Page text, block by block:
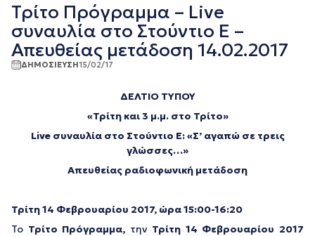
Τρίτο Πρόγραμμα – Live
συναυλία στο Στούντιο Ε –
Απευθείας μετάδοση 14.02.2017
ΔΗΜΟΣΙΕΥΣΗ15/02/17
ΔΕΛΤΙΟ ΤΥΠΟΥ
«Τρίτη και 3 μ.μ. στο Τρίτο»
Live συναυλία στο Στούντιο Ε: «Σ’ αγαπώ σε τρεις
γλώσσες…»
Απευθείας ραδιοφωνική μετάδοση
Τρίτη 14 Φεβρουαρίου 2017, ώρα 15:00-16:20
Το Τρίτο Πρόγραμμα, την Τρίτη 14 Φεβρουαρίου 2017